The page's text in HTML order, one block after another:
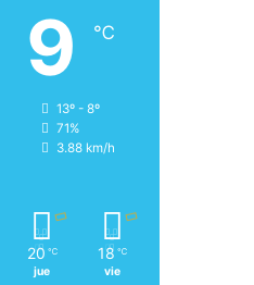
9 ℃
13º - 8º
71%
3.88 km/h
20 ℃
jue
18 ℃
vie